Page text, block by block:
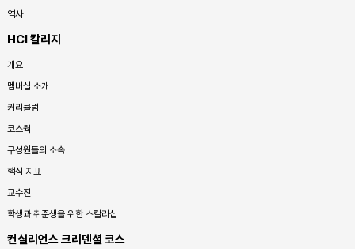
역사
HCI 칼리지
개요
멤버십 소개
커리큘럼
코스웍
구성원들의 소속
핵심 지표
교수진
학생과 취준생을 위한 스칼라십
컨실리언스 크리덴셜 코스